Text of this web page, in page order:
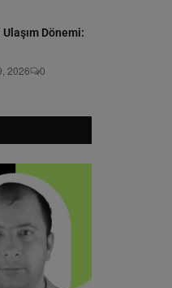
Ulaşım Dönemi:
2026 0